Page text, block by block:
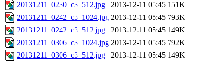
20131211_0230_c3_512.jpg
2013-12-11 05:45 151K
20131211_0242_c3_1024.jpg 2013-12-11 05:45 793K
20131211_0242_c3_512.jpg
2013-12-11 05:45 149K
20131211_0306_c3_1024.jpg 2013-12-11 05:45 792K
20131211_0306_c3_512.jpg
2013-12-11 05:45 149K